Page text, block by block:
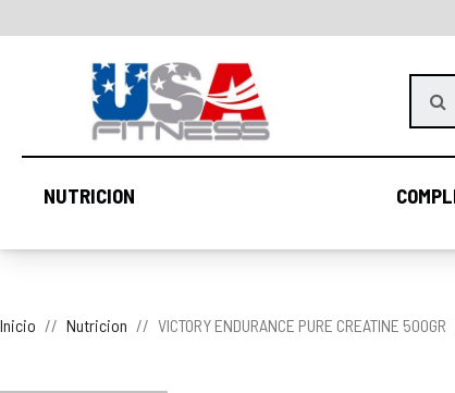
NUTRICION
Inicio Nutricion VICTORY ENDURANCE PURE CREATINE 500GR